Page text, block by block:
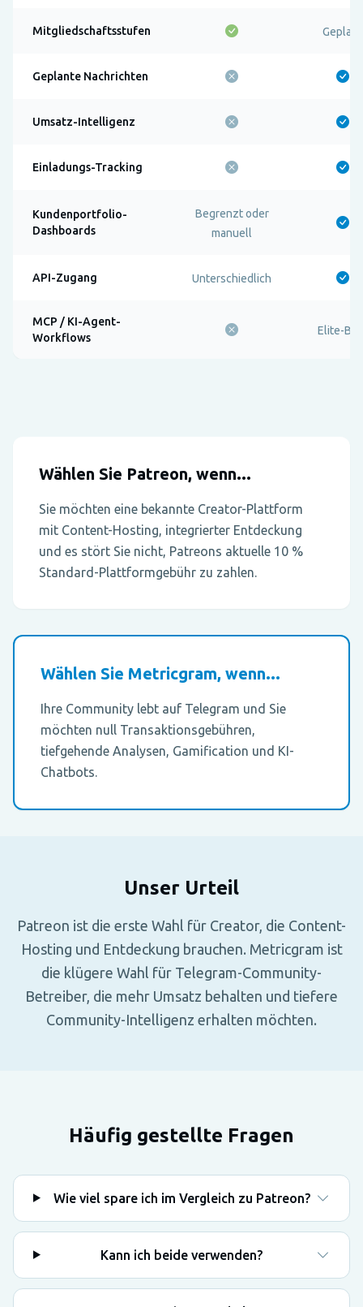
Mitgliedschaftsstufen Geplant
Geplante Nachrichten
Umsatz-Intelligenz
Einladungs-Tracking
Kundenportfolio-
Dashboards
Begrenzt oder
manuell
API-Zugang Unterschiedlich
MCP / KI-Agent-
Workflows
Elite-
Wählen Sie Patreon, wenn...
Sie möchten eine bekannte Creator-Plattform
mit Content-Hosting, integrierter Entdeckung
und es stört Sie nicht, Patreons aktuelle 10 %
Standard-Plattformgebühr zu zahlen.
Wählen Sie Metricgram, wenn...
Ihre Community lebt auf Telegram und Sie
möchten null Transaktionsgebühren,
tiefgehende Analysen, Gamification und KI-
Chatbots.
Unser Urteil
Patreon ist die erste Wahl für Creator, die Content-
Hosting und Entdeckung brauchen. Metricgram ist
die klügere Wahl für Telegram-Community-
Betreiber, die mehr Umsatz behalten und tiefere
Community-Intelligenz erhalten möchten.
Häufig gestellte Fragen
Wie viel spare ich im Vergleich zu Patreon?
Kann ich beide verwenden?